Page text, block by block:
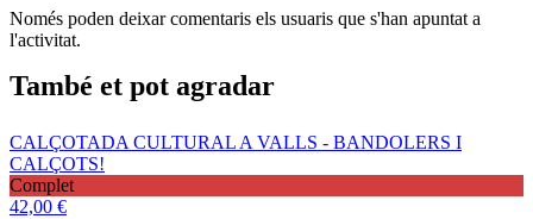
Només poden deixar comentaris els usuaris que s'han apuntat a
l'activitat.
També et pot agradar
CALÇOTADA CULTURAL A VALLS - BANDOLERS I
CALÇOTS!
Complet
42,00 €